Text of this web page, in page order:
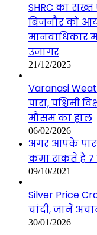
SHRC का
बिजनौर को
मानवाधिकार
उजागर
21/12/2025
Varanasi
पारा, पश्चिमी
मौसम का हाल
06/02/2026
अगर आपके पास
कमा सकते है 7
09/10/2021
Silver Price
चांदी, जानें
30/01/2026